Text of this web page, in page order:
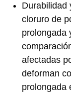
Durabilidad
cloruro de
prolongada
afectadas
deforman
prolongada